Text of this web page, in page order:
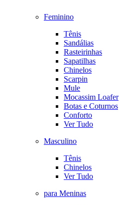
Feminino
Tênis
Sandálias
Rasteirinhas
Sapatilhas
Chinelos
Scarpin
Mule
Mocassim Loafer
Botas e Coturnos
Conforto
Ver Tudo
Masculino
Tênis
Chinelos
Ver Tudo
para Meninas